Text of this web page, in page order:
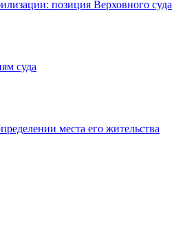
позиция Верховного суда
суда
места его жительства